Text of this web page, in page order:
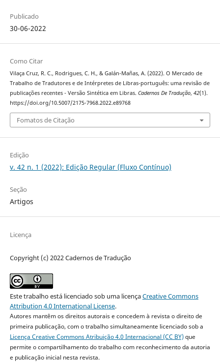
Publicado
30-06-2022
Como Citar
Vilaça Cruz, R. C., Rodrigues, C. H., & Galán-Mañas, A. (2022). O Mercado de
Trabalho de Tradutores e de Intérpretes de Libras-português: uma revisão de
publicações recentes - Versão Sintética em Libras. Cadernos De Tradução, 42(1).
https://doi.org/10.5007/2175-7968.2022.e89768
Fomatos de Citação
Edição
v. 42 n. 1 (2022): Edição Regular (Fluxo Contínuo)
Seção
Artigos
Licença
Copyright (c) 2022 Cadernos de Tradução
Este trabalho está licenciado sob uma licençaCreative Commons
Attribution 4.0 International License.
Autores mantêm os direitos autorais e concedem à revista o direito de
primeira publicação, com o trabalho simultaneamente licenciado sob a
Licença Creative Commons Atribuição 4.0 Internacional (CC BY)que
permite o compartilhamento do trabalho com reconhecimento da autoria
e publicação inicial nesta revista.